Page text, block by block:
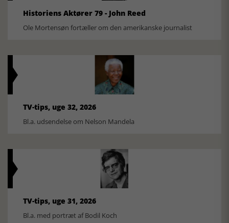
Historiens Aktører 79 - John Reed
Ole Mortensøn fortæller om den amerikanske journalist
TV-tips, uge 32, 2026
Bl.a. udsendelse om Nelson Mandela
TV-tips, uge 31, 2026
Bl.a. med portræt af Bodil Koch